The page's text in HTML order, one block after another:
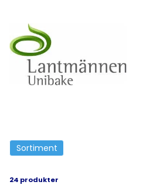
Lantmännen Unibake har
bröd till en lönsam affär för
genom produkter av hög
oöverträffade lösningar –
utgångspunkt i ett
Sortiment
24 produkter